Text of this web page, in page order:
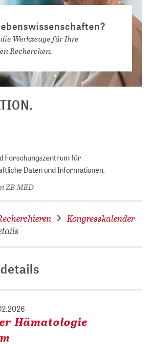
Werkzeuge für Ihre
Recherchen.
Forschungszentrum für
Daten und Informationen.
ZB MED
Kongresskalender
Hämatologie